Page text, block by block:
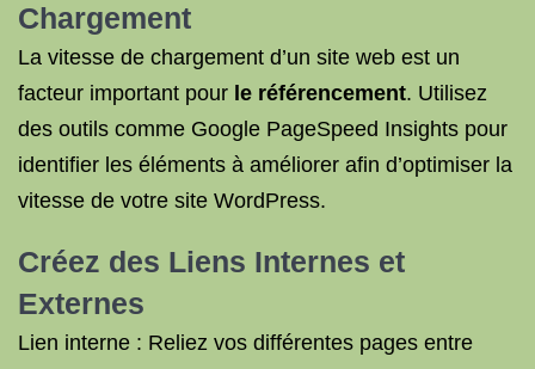
Chargement
La vitesse de chargement d’un site web est un
facteur important pour le référencement. Utilisez
des outils comme Google PageSpeed Insights pour
identifier les éléments à améliorer afin d’optimiser la
vitesse de votre site WordPress.
Créez des Liens Internes et
Externes
Lien interne : Reliez vos différentes pages entre